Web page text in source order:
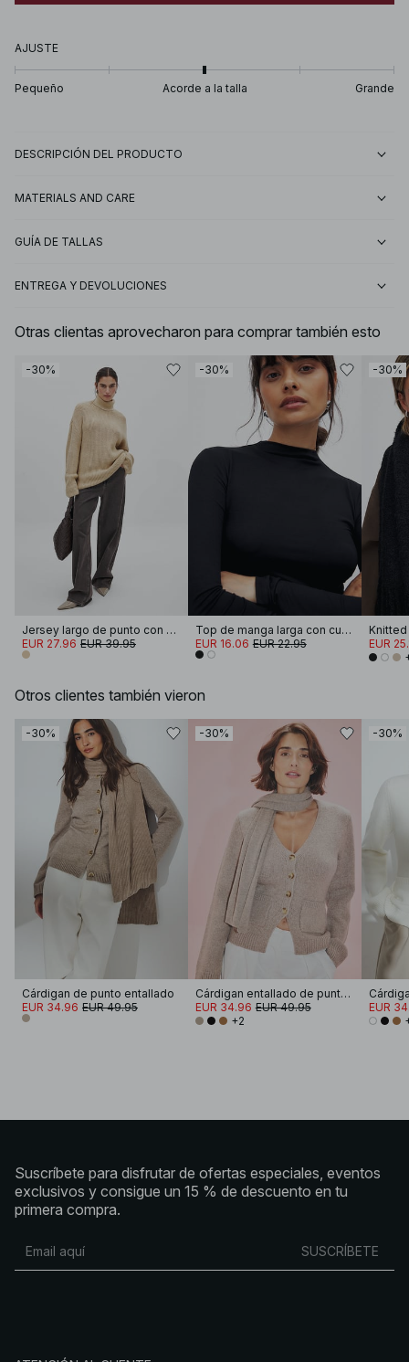
AJUSTE
Pequeño Acorde a la talla Grande
DESCRIPCIÓN DEL PRODUCTO
MATERIALS AND CARE
GUÍA DE TALLAS
ENTREGA Y DEVOLUCIONES
Otras clientas aprovecharon para comprar también esto
-30%
Jersey largo de punto con cuello alto
EUR 27.96 EUR 39.95
-30%
Top de manga larga con cuello de embudo Soft Line
EUR 16.06 EUR 22.95
-30%
EUR
Otros clientes también vieron
-30%
Cárdigan de punto entallado
EUR 34.96 EUR 49.95
-30%
Cárdigan entallado de punto de mezcla de lana
EUR 34.96 EUR 49.95
+2
-30%
EUR
Suscríbete para disfrutar de ofertas especiales, eventos
exclusivos y consigue un 15 % de descuento en tu
primera compra.
SUSCRÍBETE